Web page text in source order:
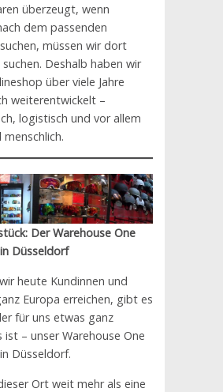
überzeugt, wenn
dem passenden
müssen wir dort
Deshalb haben wir
über viele Jahre
weiterentwickelt –
logistisch und vor allem
Der Warehouse One
Düsseldorf
heute Kundinnen und
Europa erreichen, gibt es
für uns etwas ganz
ist – unser Warehouse One
Düsseldorf.
Ort weit mehr als eine